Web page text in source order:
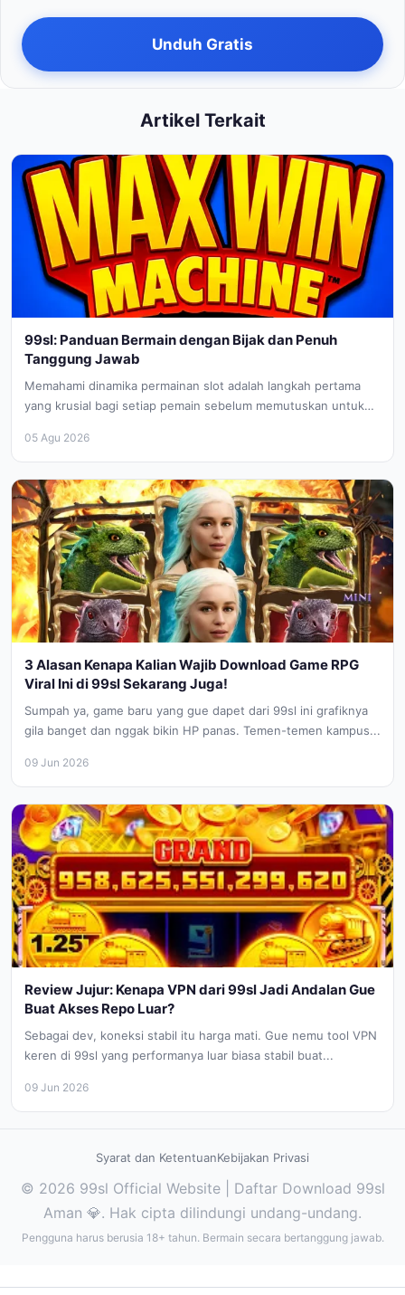
Unduh Gratis
Artikel Terkait
99sl: Panduan Bermain dengan Bijak dan Penuh
Tanggung Jawab
Memahami dinamika permainan slot adalah langkah pertama
yang krusial bagi setiap pemain sebelum memutuskan untuk
05 Agu 2026
3 Alasan Kenapa Kalian Wajib Download Game RPG
Viral Ini di 99sl Sekarang Juga!
Sumpah ya, game baru yang gue dapet dari 99sl ini grafiknya
gila banget dan nggak bikin HP panas. Temen-temen kampus...
09 Jun 2026
Review Jujur: Kenapa VPN dari 99sl Jadi Andalan Gue
Buat Akses Repo Luar?
Sebagai dev, koneksi stabil itu harga mati. Gue nemu tool VPN
keren di 99sl yang performanya luar biasa stabil buat...
09 Jun 2026
Syarat dan KetentuanKebijakan Privasi
© 2026 99sl Official Website | Daftar Download 99sl
Aman 💎. Hak cipta dilindungi undang-undang.
Pengguna harus berusia 18+ tahun. Bermain secara bertanggung jawab.